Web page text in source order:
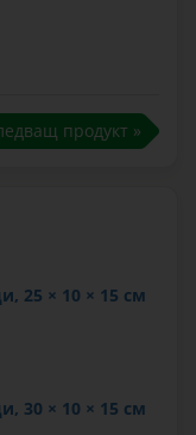
продукт »
25 × 10 × 15 см
30 × 10 × 15 см